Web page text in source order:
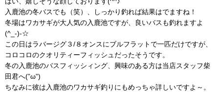
入鹿池の冬バスでも（笑）、しっかり釣れば結果はでますね！
冬場はワカサギが大人気の入鹿池ですが、良いバスも釣れますよ
(^_-)-☆
この日はラバージグ３/８オンスにブルフラットで一匹だけですが、
コロコロのクオリティーフィッシュだったそうです。
冬の入鹿池のバスフィッシィング、興味のある方は当店スタッフ柴
田君へ(”ω”)
ちなみに彼は入鹿池のワカサギ釣りにもめっちゃ詳しいですよ～。